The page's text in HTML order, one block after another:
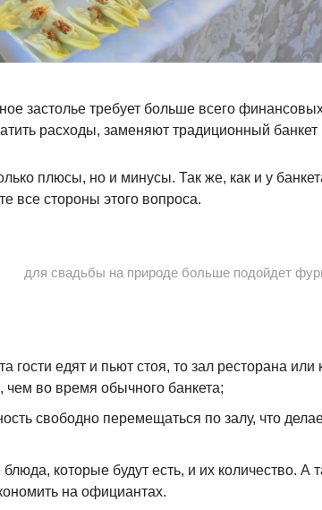
застолье требует больше всего
расходы, заменяют традиционный
плюсы, но и минусы. Так же, как и у
все стороны этого вопроса.
для свадьбы на природе больше подойдет
гости едят и пьют стоя, то зал ресторана
во время обычного банкета;
свободно перемещаться по залу, что
которые будут есть, и их количество. А
на официантах.